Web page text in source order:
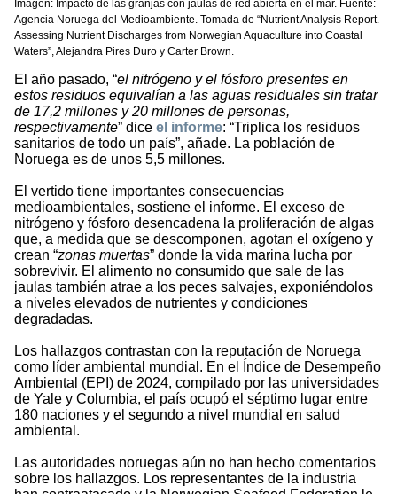
Imagen: Impacto de las granjas con jaulas de red abierta en el mar. Fuente:
Agencia Noruega del Medioambiente. Tomada de “Nutrient Analysis Report.
Assessing Nutrient Discharges from Norwegian Aquaculture into Coastal
Waters”, Alejandra Pires Duro y Carter Brown.
El año pasado, “el nitrógeno y el fósforo presentes en
estos residuos equivalían a las aguas residuales sin tratar
de 17,2 millones y 20 millones de personas,
respectivamente” dice el informe: “Triplica los residuos
sanitarios de todo un país”, añade. La población de
Noruega es de unos 5,5 millones.
El vertido tiene importantes consecuencias
medioambientales, sostiene el informe. El exceso de
nitrógeno y fósforo desencadena la proliferación de algas
que, a medida que se descomponen, agotan el oxígeno y
crean “zonas muertas” donde la vida marina lucha por
sobrevivir. El alimento no consumido que sale de las
jaulas también atrae a los peces salvajes, exponiéndolos
a niveles elevados de nutrientes y condiciones
degradadas.
Los hallazgos contrastan con la reputación de Noruega
como líder ambiental mundial. En el Índice de Desempeño
Ambiental (EPI) de 2024, compilado por las universidades
de Yale y Columbia, el país ocupó el séptimo lugar entre
180 naciones y el segundo a nivel mundial en salud
ambiental.
Las autoridades noruegas aún no han hecho comentarios
sobre los hallazgos. Los representantes de la industria